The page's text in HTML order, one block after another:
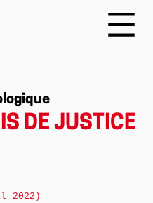
DE JUSTICE
2022)